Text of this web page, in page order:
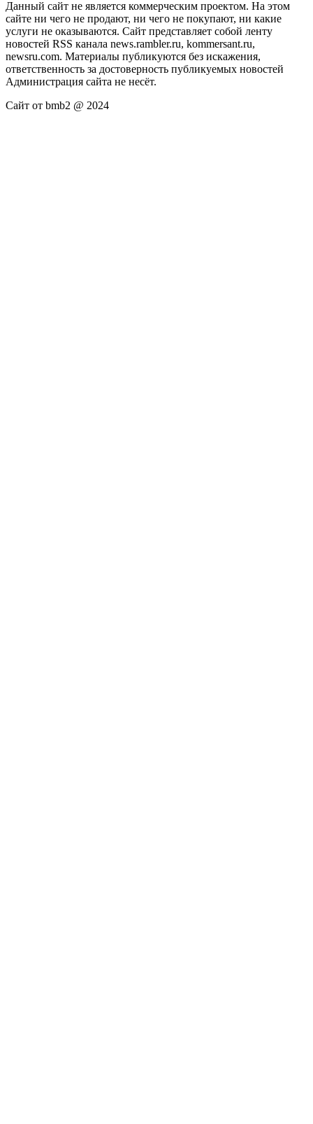
Данный сайт не является коммерческим проектом. На этом
сайте ни чего не продают, ни чего не покупают, ни какие
услуги не оказываются. Сайт представляет собой ленту
новостей RSS канала news.rambler.ru, kommersant.ru,
newsru.com. Материалы публикуются без искажения,
ответственность за достоверность публикуемых новостей
Администрация сайта не несёт.
Сайт от bmb2 @ 2024